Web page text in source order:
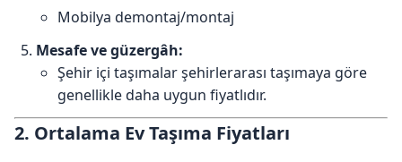
Mobilya demontaj/montaj
Mesafe ve güzergâh:
Şehir içi taşımalar şehirlerarası taşımaya göre
genellikle daha uygun fiyatlıdır.
2. Ortalama Ev Taşıma Fiyatları